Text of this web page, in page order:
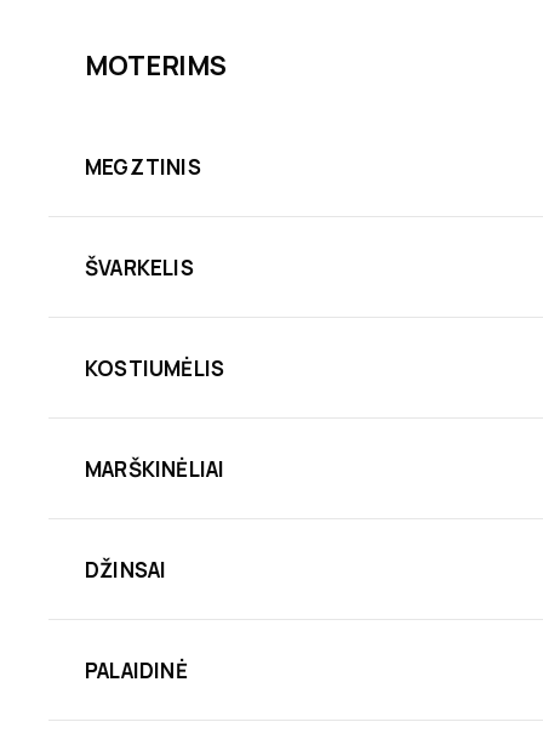
MOTERIMS
MEGZTINIS
ŠVARKELIS
KOSTIUMĖLIS
MARŠKINĖLIAI
DŽINSAI
PALAIDINĖ